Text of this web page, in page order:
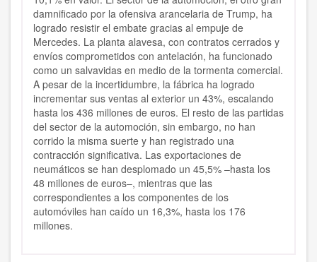
damnificado por la ofensiva arancelaria de Trump, ha
logrado resistir el embate gracias al empuje de
Mercedes. La planta alavesa, con contratos cerrados y
envíos comprometidos con antelación, ha funcionado
como un salvavidas en medio de la tormenta comercial.
A pesar de la incertidumbre, la fábrica ha logrado
incrementar sus ventas al exterior un 43%, escalando
hasta los 436 millones de euros. El resto de las partidas
del sector de la automoción, sin embargo, no han
corrido la misma suerte y han registrado una
contracción significativa. Las exportaciones de
neumáticos se han desplomado un 45,5% –hasta los
48 millones de euros–, mientras que las
correspondientes a los componentes de los
automóviles han caído un 16,3%, hasta los 176
millones.